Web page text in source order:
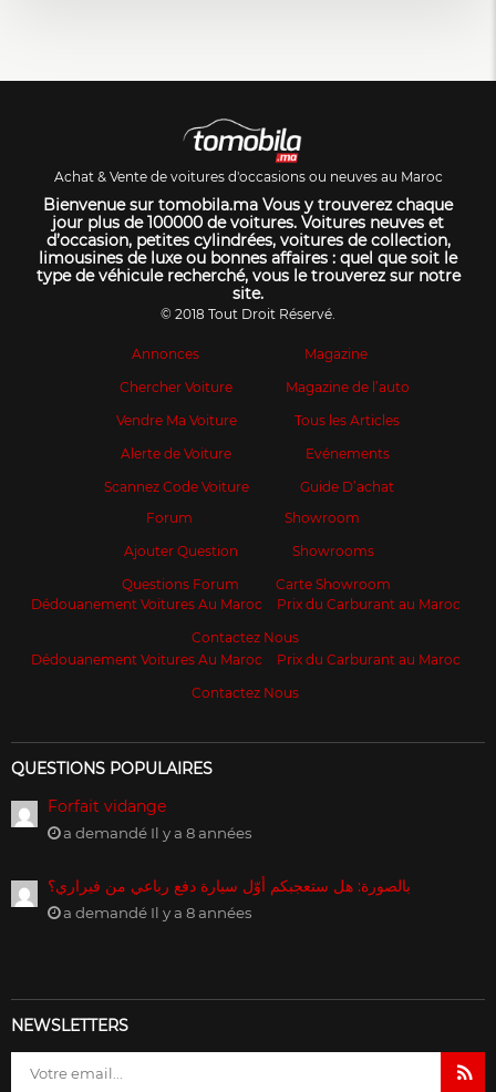
Achat & Vente de voitures d'occasions ou neuves au Maroc
Bienvenue sur tomobila.ma Vous y trouverez chaque
jour plus de 100000 de voitures. Voitures neuves et
d’occasion, petites cylindrées, voitures de collection,
limousines de luxe ou bonnes affaires : quel que soit le
type de véhicule recherché, vous le trouverez sur notre
site.
© 2018 Tout Droit Réservé.
Annonces
Chercher Voiture
Vendre Ma Voiture
Alerte de Voiture
Scannez Code Voiture
Magazine
Magazine de l’auto
Tous les Articles
Evénements
Guide D’achat
Forum
Ajouter Question
Questions Forum
Showroom
Showrooms
Carte Showroom
Dédouanement Voitures Au Maroc
Prix du Carburant au Maroc
Contactez Nous
Dédouanement Voitures Au Maroc
Prix du Carburant au Maroc
Contactez Nous
QUESTIONS POPULAIRES
Forfait vidange
a demandé Il y a 8 années
بالصورة: هل ستعجبكم أوّل سيارة دفع رباعي من فيراري؟
a demandé Il y a 8 années
NEWSLETTERS